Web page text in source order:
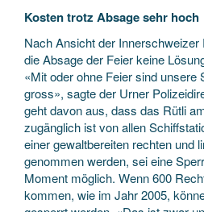
Kosten trotz Absage sehr hoch
Nach Ansicht der Innerschweizer
die Absage der Feier keine
«Mit oder ohne Feier sind unsere
gross», sagte der Urner
geht davon aus, dass das Rütli
zugänglich ist von allen
einer gewaltbereiten rechten und
genommen werden, sei eine
Moment möglich. Wenn 600
kommen, wie im Jahr 2005,